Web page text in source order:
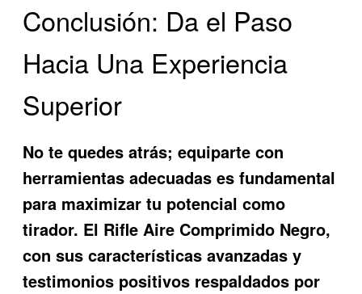
Conclusión: Da el Paso
Hacia Una Experiencia
Superior
No te quedes atrás; equiparte con
herramientas adecuadas es fundamental
para maximizar tu potencial como
tirador. El Rifle Aire Comprimido Negro,
con sus características avanzadas y
testimonios positivos respaldados por